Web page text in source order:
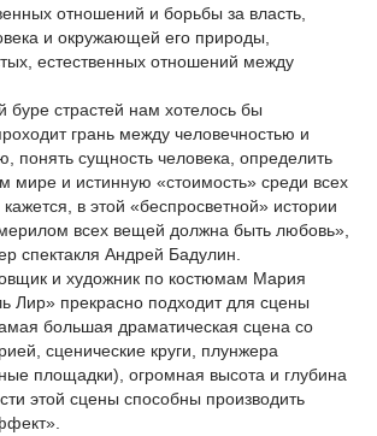
отношений и борьбы за власть,
и окружающей его природы,
естественных отношений между
буре страстей нам хотелось бы
грань между человечностью и
понять сущность человека, определить
мире и истинную «стоимость» среди всех
в этой «беспросветной» истории
всех вещей должна быть любовь»,
спектакля Андрей Бадулин.
и художник по костюмам Мария
Лир» прекрасно подходит для сцены
большая драматическая сцена со
сценические круги, плунжера
площадки), огромная высота и глубина
этой сцены способны производить